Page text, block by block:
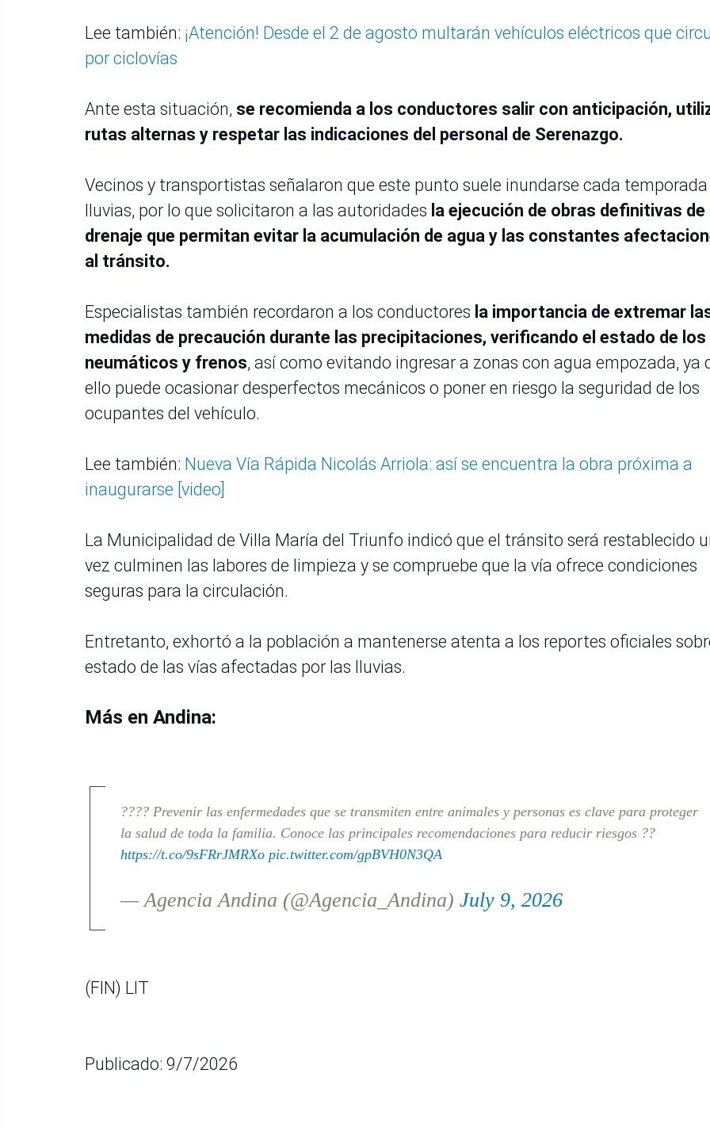
Lee también: ¡Atención! Desde el 2 de agosto multarán vehículos eléctricos que
por ciclovías
Ante esta situación, se recomienda a los conductores salir con anticipación,
rutas alternas y respetar las indicaciones del personal de Serenazgo.
Vecinos y transportistas señalaron que este punto suele inundarse cada temporada
lluvias, por lo que solicitaron a las autoridades la ejecución de obras definitivas de
drenaje que permitan evitar la acumulación de agua y las constantes
al tránsito.
Especialistas también recordaron a los conductores la importancia de extremar
medidas de precaución durante las precipitaciones, verificando el estado de los
neumáticos y frenos, así como evitando ingresar a zonas con agua empozada, ya
ello puede ocasionar desperfectos mecánicos o poner en riesgo la seguridad de los
ocupantes del vehículo.
Lee también: Nueva Vía Rápida Nicolás Arriola: así se encuentra la obra próxima a
inaugurarse [video]
La Municipalidad de Villa María del Triunfo indicó que el tránsito será restablecido
vez culminen las labores de limpieza y se compruebe que la vía ofrece condiciones
seguras para la circulación.
Entretanto, exhortó a la población a mantenerse atenta a los reportes oficiales
estado de las vías afectadas por las lluvias.
Más en Andina:
???? Prevenir las enfermedades que se transmiten entre animales y personas es clave para proteger
la salud de toda la familia. Conoce las principales recomendaciones para reducir riesgos ??
https://t.co/9sFRrJMRXo pic.twitter.com/gpBVH0N3QA
— Agencia Andina (@Agencia_Andina) July 9, 2026
(FIN) LIT
Publicado: 9/7/2026